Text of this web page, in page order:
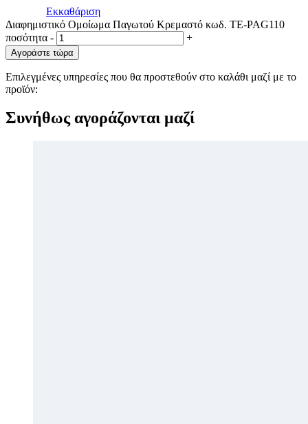
Εκκαθάριση
Διαφημιστικό Ομοίωμα Παγωτού Kρεμαστό κωδ. TE-PAG110
ποσότητα - +
Αγοράστε τώρα
Επιλεγμένες υπηρεσίες που θα προστεθούν στο καλάθι μαζί με το
προϊόν:
Συνήθως αγοράζονται μαζί